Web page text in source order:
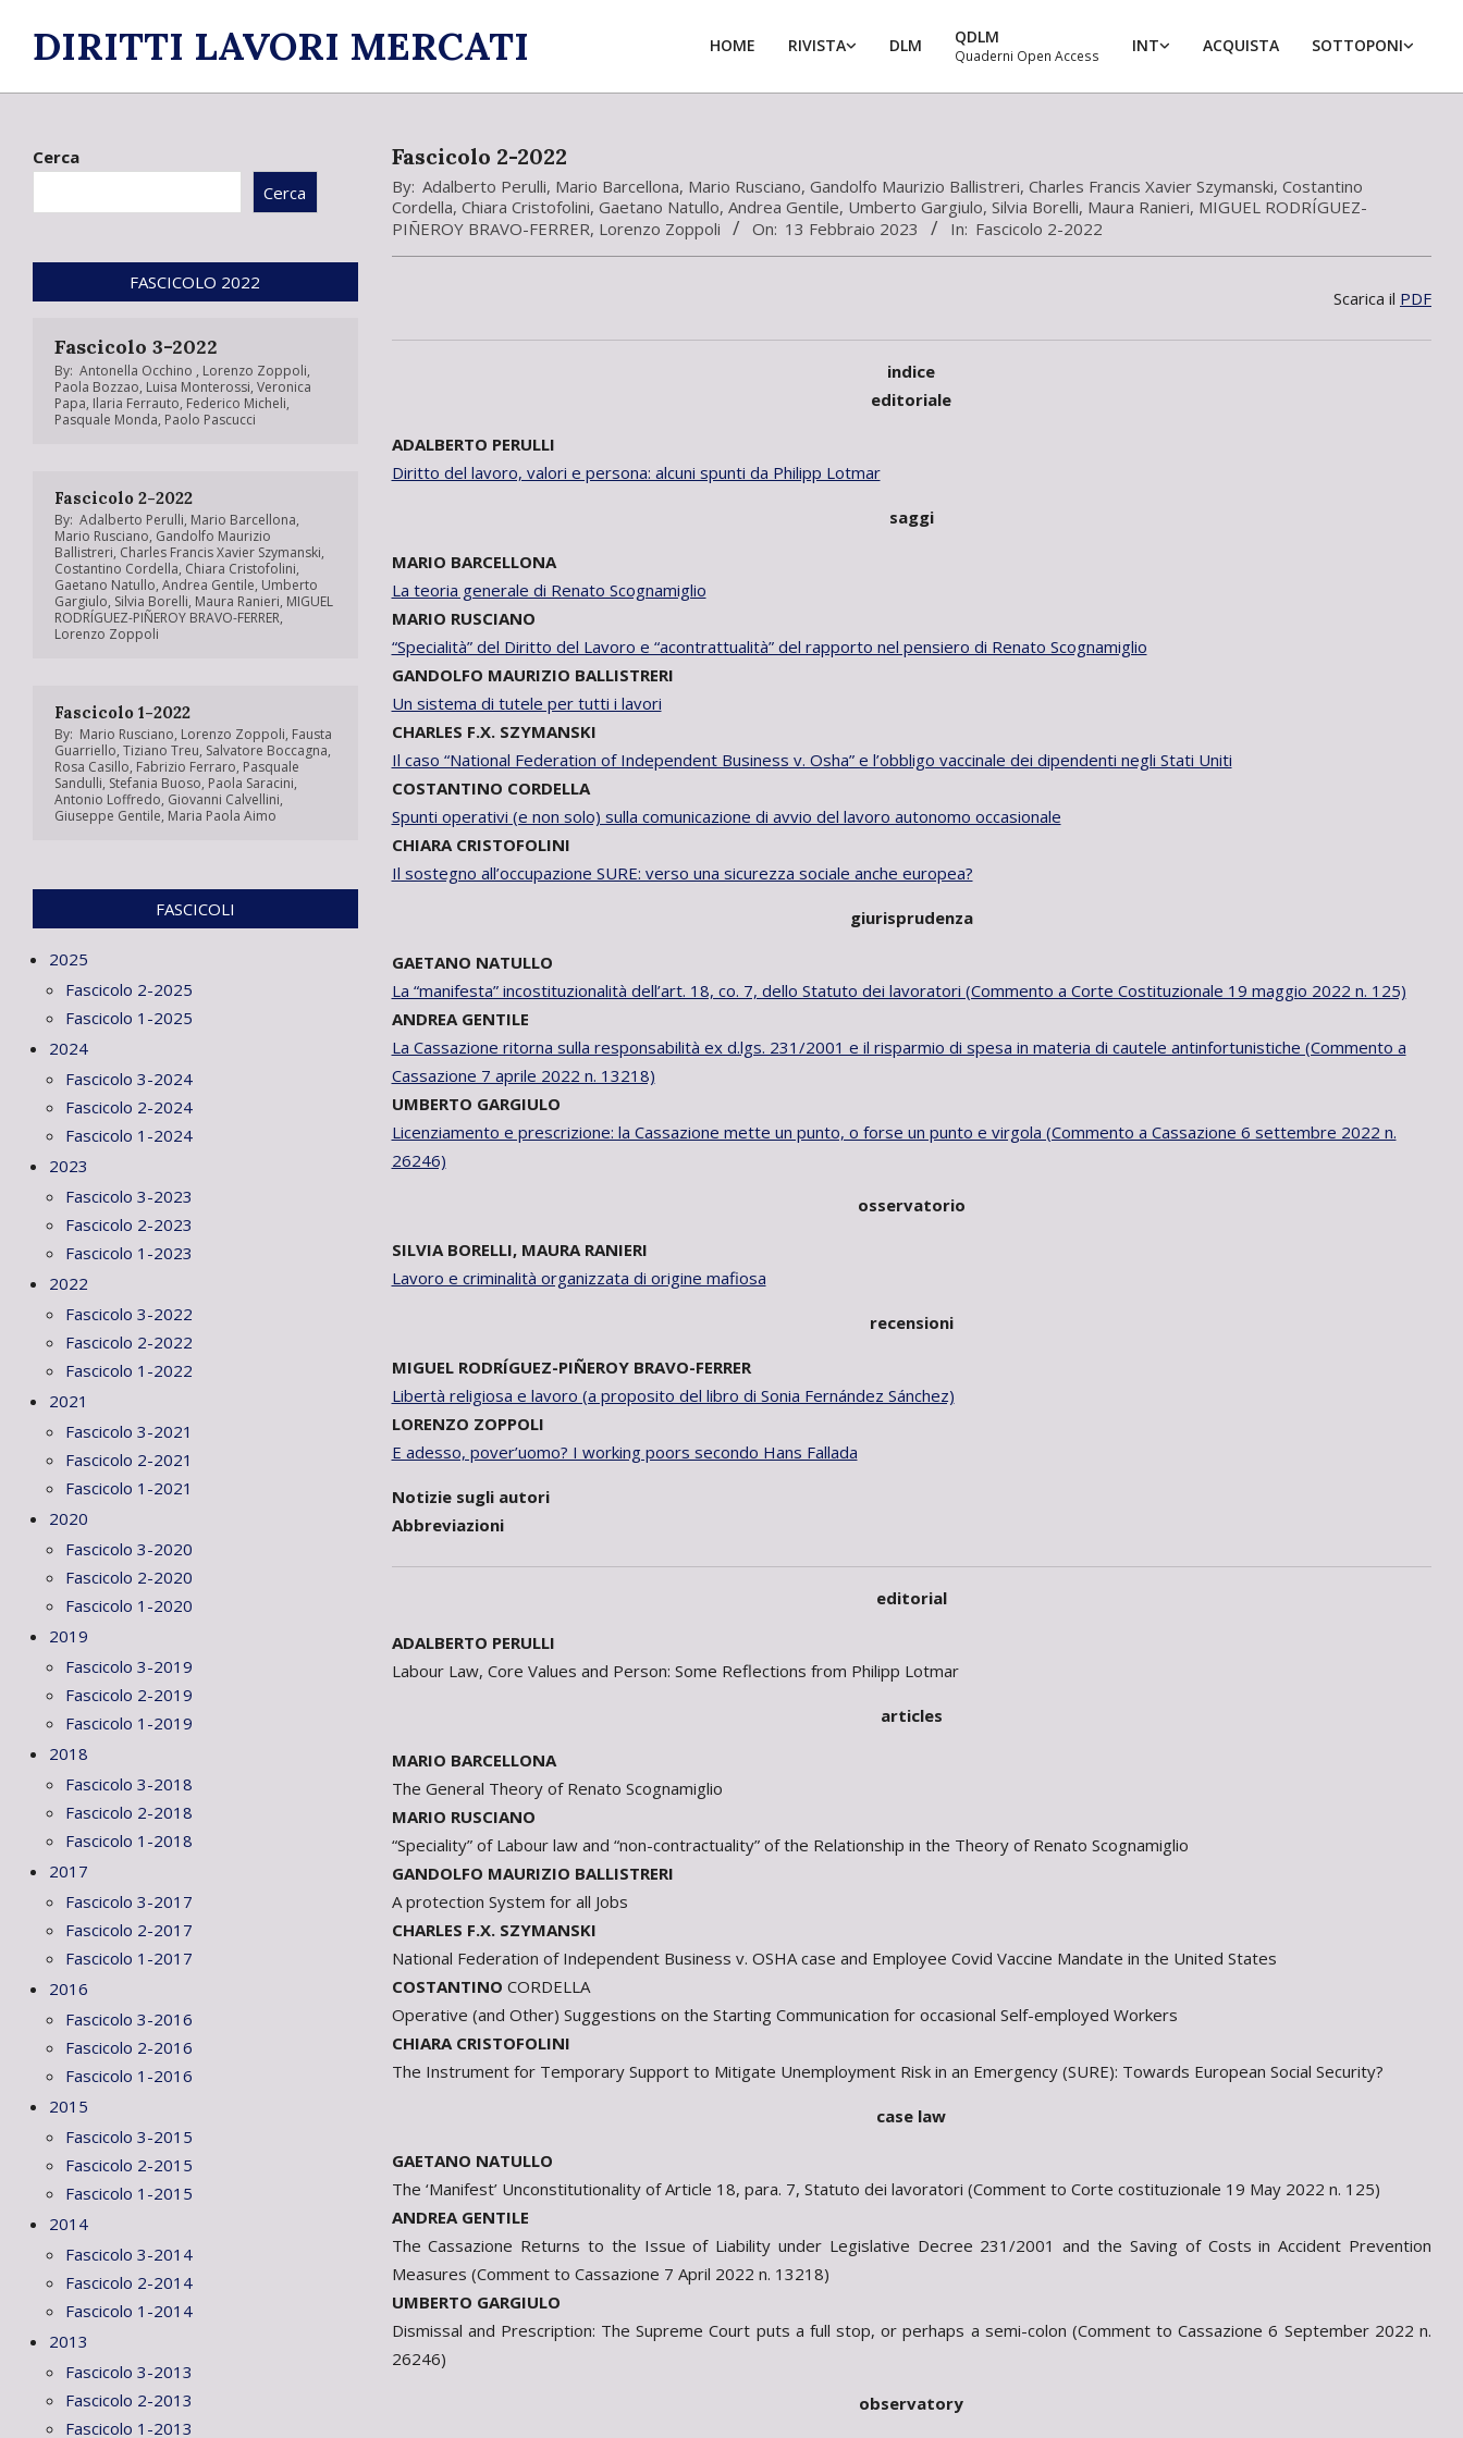
DIRITTI LAVORI MERCATI HOME RIVISTA DLM QDLM
Quaderni Open Access
INT ACQUISTA SOTTOPONI
Fascicolo 2-2022
By: Adalberto Perulli, Mario Barcellona, Mario Rusciano, Gandolfo Maurizio Ballistreri, Charles Francis Xavier Szymanski, Costantino
Cordella, Chiara Cristofolini, Gaetano Natullo, Andrea Gentile, Umberto Gargiulo, Silvia Borelli, Maura Ranieri, MIGUEL RODRÍGUEZ-
PIÑEROY BRAVO-FERRER, Lorenzo Zoppoli On: 13 Febbraio 2023 In: Fascicolo 2-2022
Scarica il PDF
indice
editoriale
ADALBERTO PERULLI
Diritto del lavoro, valori e persona: alcuni spunti da Philipp Lotmar
saggi
MARIO BARCELLONA
La teoria generale di Renato Scognamiglio
MARIO RUSCIANO
“Specialità” del Diritto del Lavoro e “acontrattualità” del rapporto nel pensiero di Renato Scognamiglio
GANDOLFO MAURIZIO BALLISTRERI
Un sistema di tutele per tutti i lavori
CHARLES F.X. SZYMANSKI
Il caso “National Federation of Independent Business v. Osha” e l’obbligo vaccinale dei dipendenti negli Stati Uniti
COSTANTINO CORDELLA
Spunti operativi (e non solo) sulla comunicazione di avvio del lavoro autonomo occasionale
CHIARA CRISTOFOLINI
Il sostegno all’occupazione SURE: verso una sicurezza sociale anche europea?
giurisprudenza
GAETANO NATULLO
La “manifesta” incostituzionalità dell’art. 18, co. 7, dello Statuto dei lavoratori (Commento a Corte Costituzionale 19 maggio 2022 n. 125)
ANDREA GENTILE
La Cassazione ritorna sulla responsabilità ex d.lgs. 231/2001 e il risparmio di spesa in materia di cautele antinfortunistiche (Commento a
Cassazione 7 aprile 2022 n. 13218)
UMBERTO GARGIULO
Licenziamento e prescrizione: la Cassazione mette un punto, o forse un punto e virgola (Commento a Cassazione 6 settembre 2022 n.
26246)
osservatorio
SILVIA BORELLI, MAURA RANIERI
Lavoro e criminalità organizzata di origine mafiosa
recensioni
MIGUEL RODRÍGUEZ-PIÑEROY BRAVO-FERRER
Libertà religiosa e lavoro (a proposito del libro di Sonia Fernández Sánchez)
LORENZO ZOPPOLI
E adesso, pover’uomo? I working poors secondo Hans Fallada
Notizie sugli autori
Abbreviazioni
editorial
ADALBERTO PERULLI
Labour Law, Core Values and Person: Some Reflections from Philipp Lotmar
articles
MARIO BARCELLONA
The General Theory of Renato Scognamiglio
MARIO RUSCIANO
“Speciality” of Labour law and “non-contractuality” of the Relationship in the Theory of Renato Scognamiglio
GANDOLFO MAURIZIO BALLISTRERI
A protection System for all Jobs
CHARLES F.X. SZYMANSKI
National Federation of Independent Business v. OSHA case and Employee Covid Vaccine Mandate in the United States
COSTANTINO CORDELLA
Operative (and Other) Suggestions on the Starting Communication for occasional Self-employed Workers
CHIARA CRISTOFOLINI
The Instrument for Temporary Support to Mitigate Unemployment Risk in an Emergency (SURE): Towards European Social Security?
case law
GAETANO NATULLO
The ‘Manifest’ Unconstitutionality of Article 18, para. 7, Statuto dei lavoratori (Comment to Corte costituzionale 19 May 2022 n. 125)
ANDREA GENTILE
The Cassazione Returns to the Issue of Liability under Legislative Decree 231/2001 and the Saving of Costs in Accident Prevention
Measures (Comment to Cassazione 7 April 2022 n. 13218)
UMBERTO GARGIULO
Dismissal and Prescription: The Supreme Court puts a full stop, or perhaps a semi-colon (Comment to Cassazione 6 September 2022 n.
26246)
observatory
Cerca
Cerca
FASCICOLO 2022
Fascicolo 3-2022
By: Antonella Occhino , Lorenzo Zoppoli,
Paola Bozzao, Luisa Monterossi, Veronica
Papa, Ilaria Ferrauto, Federico Micheli,
Pasquale Monda, Paolo Pascucci
Fascicolo 2-2022
By: Adalberto Perulli, Mario Barcellona,
Mario Rusciano, Gandolfo Maurizio
Ballistreri, Charles Francis Xavier Szymanski,
Costantino Cordella, Chiara Cristofolini,
Gaetano Natullo, Andrea Gentile, Umberto
Gargiulo, Silvia Borelli, Maura Ranieri, MIGUEL
RODRÍGUEZ-PIÑEROY BRAVO-FERRER,
Lorenzo Zoppoli
Fascicolo 1-2022
By: Mario Rusciano, Lorenzo Zoppoli, Fausta
Guarriello, Tiziano Treu, Salvatore Boccagna,
Rosa Casillo, Fabrizio Ferraro, Pasquale
Sandulli, Stefania Buoso, Paola Saracini,
Antonio Loffredo, Giovanni Calvellini,
Giuseppe Gentile, Maria Paola Aimo
FASCICOLI
2025
Fascicolo 2-2025
Fascicolo 1-2025
2024
Fascicolo 3-2024
Fascicolo 2-2024
Fascicolo 1-2024
2023
Fascicolo 3-2023
Fascicolo 2-2023
Fascicolo 1-2023
2022
Fascicolo 3-2022
Fascicolo 2-2022
Fascicolo 1-2022
2021
Fascicolo 3-2021
Fascicolo 2-2021
Fascicolo 1-2021
2020
Fascicolo 3-2020
Fascicolo 2-2020
Fascicolo 1-2020
2019
Fascicolo 3-2019
Fascicolo 2-2019
Fascicolo 1-2019
2018
Fascicolo 3-2018
Fascicolo 2-2018
Fascicolo 1-2018
2017
Fascicolo 3-2017
Fascicolo 2-2017
Fascicolo 1-2017
2016
Fascicolo 3-2016
Fascicolo 2-2016
Fascicolo 1-2016
2015
Fascicolo 3-2015
Fascicolo 2-2015
Fascicolo 1-2015
2014
Fascicolo 3-2014
Fascicolo 2-2014
Fascicolo 1-2014
2013
Fascicolo 3-2013
Fascicolo 2-2013
Fascicolo 1-2013